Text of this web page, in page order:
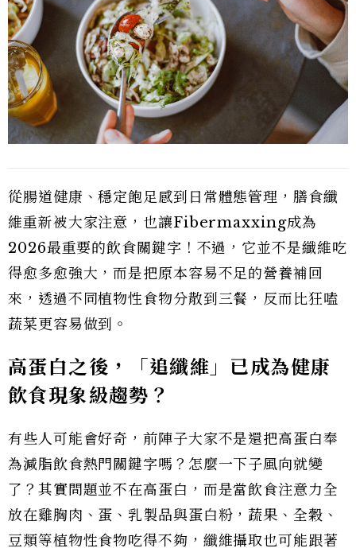
從腸道健康、穩定飽足感到日常體態管理，膳食纖
維重新被大家注意，也讓Fibermaxxing成為
2026最重要的飲食關鍵字！不過，它並不是纖維吃
得愈多愈強大，而是把原本容易不足的營養補回
來，透過不同植物性食物分散到三餐，反而比狂嗑
蔬菜更容易做到。
高蛋白之後，「追纖維」已成為健康
飲食現象級趨勢？
有些人可能會好奇，前陣子大家不是還把高蛋白奉
為減脂飲食熱門關鍵字嗎？怎麼一下子風向就變
了？其實問題並不在高蛋白，而是當飲食注意力全
放在雞胸肉、蛋、乳製品與蛋白粉，蔬果、全穀、
豆類等植物性食物吃得不夠，纖維攝取也可能跟著